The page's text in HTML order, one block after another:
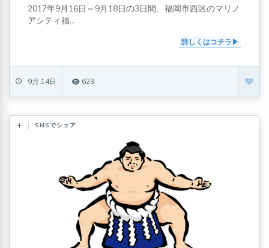
2017年9月16日～9月18日の3日間、福岡市西区のマリノ
アシティ福...
詳しくはコチラ
9月 14日 623
SNSでシェア